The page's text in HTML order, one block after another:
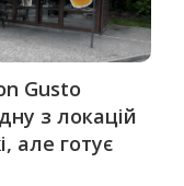
Gusto
з локацій
але готує